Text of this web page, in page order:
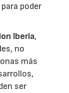
poder
Iberia,
no
más
ser